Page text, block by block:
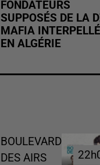
FONDATEURS
SUPPOSÉS DE LA
MAFIA INTERPELLÉ
EN ALGÉRIE
BOULEVARD
DES AIRS